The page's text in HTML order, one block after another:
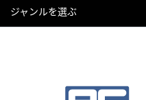
ジャンルを選ぶ